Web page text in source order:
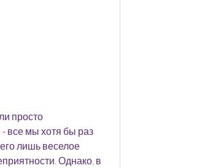
просто
все мы хотя бы раз
лишь веселое
Однако, в